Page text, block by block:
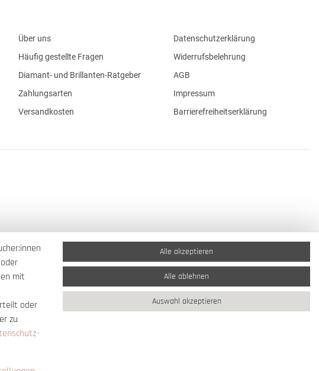
Über uns
Häufig gestellte Fragen
Diamant- und Brillanten-Ratgeber
Zahlungsarten
Versandkosten
Datenschutzerklärung
Widerrufsbelehrung
AGB
Impressum
Barrierefreiheitserklärung
mit
oder
zu
Alle akzeptieren
Alle ablehnen
Auswahl akzeptieren